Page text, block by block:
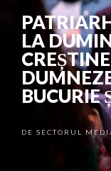
LA
BUCURIE
DE SECTORUL